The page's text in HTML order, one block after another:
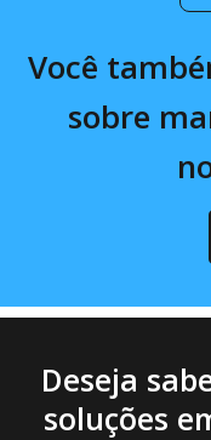
Você
sobre
Deseja
soluções